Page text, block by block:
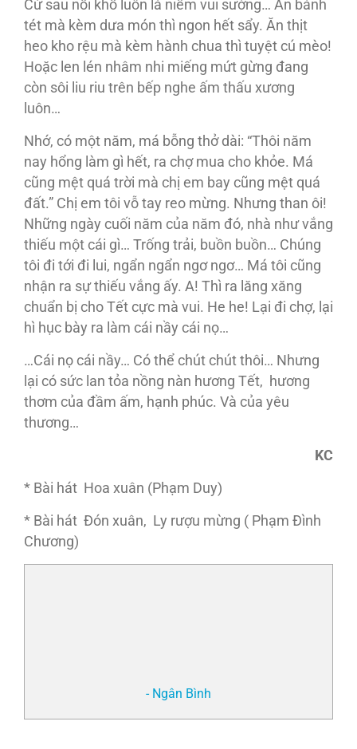
Cứ sau nỗi khổ luôn là niềm vui sướng… Ăn bánh
tét mà kèm dưa món thì ngon hết sẩy. Ăn thịt
heo kho rệu mà kèm hành chua thì tuyệt cú mèo!
Hoặc len lén nhâm nhi miếng mứt gừng đang
còn sôi liu riu trên bếp nghe ấm thấu xương
luôn…
Nhớ, có một năm, má bỗng thở dài: “Thôi năm
nay hổng làm gì hết, ra chợ mua cho khỏe. Má
cũng mệt quá trời mà chị em bay cũng mệt quá
đất.” Chị em tôi vỗ tay reo mừng. Nhưng than ôi!
Những ngày cuối năm của năm đó, nhà như vắng
thiếu một cái gì… Trống trải, buồn buồn… Chúng
tôi đi tới đi lui, ngẩn ngẩn ngơ ngơ… Má tôi cũng
nhận ra sự thiếu vắng ấy. A! Thì ra lăng xăng
chuẩn bị cho Tết cực mà vui. He he! Lại đi chợ, lại
hì hục bày ra làm cái nầy cái nọ…
…Cái nọ cái nầy… Có thể chút chút thôi… Nhưng
lại có sức lan tỏa nồng nàn hương Tết, hương
thơm của đầm ấm, hạnh phúc. Và của yêu
thương…
KC
* Bài hát Hoa xuân (Phạm Duy)
* Bài hát Đón xuân, Ly rượu mừng ( Phạm Đình
Chương)
- Ngân Bình